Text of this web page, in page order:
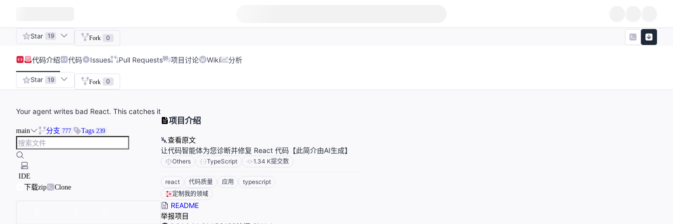
Star 19 Fork 0
代码介绍 代码 Issues Pull Requests 项目讨论 Wiki 分析
Star 19 Fork 0
Your agent writes bad React. This catches it
main 分支 777 Tags 239
IDE
下载zip
Clone
项目介绍
查看原文
让代码智能体为您诊断并修复 React 代码【此简介由AI生成】
Others TypeScript 1.34 K提交数
react 代码质量 应用
typescript
定制我的领域
README
举报项目